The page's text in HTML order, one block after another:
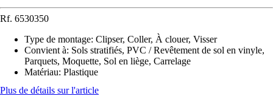
Rf. 6530350
Type de montage: Clipser, Coller, À clouer, Visser
Convient à: Sols stratifiés, PVC / Revêtement de sol en vinyle,
Parquets, Moquette, Sol en liège, Carrelage
Matériau: Plastique
Plus de détails sur l'article